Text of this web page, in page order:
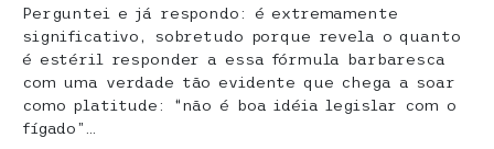
Perguntei e já respondo: é extremamente
significativo, sobretudo porque revela o quanto
é estéril responder a essa fórmula barbaresca
com uma verdade tão evidente que chega a soar
como platitude: “não é boa idéia legislar com o
fígado”…